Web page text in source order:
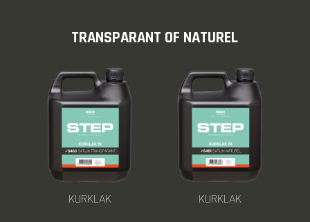
TRANSPARANT OF NATUREL
KURKLAK KURKLAK